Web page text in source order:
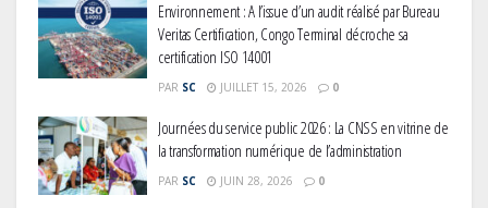
Environnement : A l’issue d’un audit réalisé par Bureau
Veritas Certification, Congo Terminal décroche sa
certification ISO 14001
PAR SC JUILLET 15, 2026 0
Journées du service public 2026 : La CNSS en vitrine de
la transformation numérique de l’administration
PAR SC JUIN 28, 2026 0